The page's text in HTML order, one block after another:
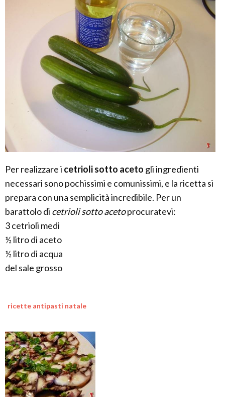
Per realizzare i cetrioli sotto aceto gli ingredienti
necessari sono pochissimi e comunissimi, e la ricetta si
prepara con una semplicità incredibile. Per un
barattolo di cetrioli sotto acetoprocuratevi:
3 cetrioli medi
½ litro di aceto
½ litro di acqua
del sale grosso
ricette antipasti natale